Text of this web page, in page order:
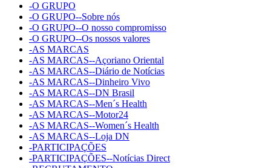
-O GRUPO
-O GRUPO--Sobre nós
-O GRUPO--O nosso compromisso
-O GRUPO--Os nossos valores
-AS MARCAS
-AS MARCAS--Açoriano Oriental
-AS MARCAS--Diário de Notícias
-AS MARCAS--Dinheiro Vivo
-AS MARCAS--DN Brasil
-AS MARCAS--Men´s Health
-AS MARCAS--Motor24
-AS MARCAS--Women´s Health
-AS MARCAS--Loja DN
-PARTICIPAÇÕES
-PARTICIPAÇÕES--Notícias Direct